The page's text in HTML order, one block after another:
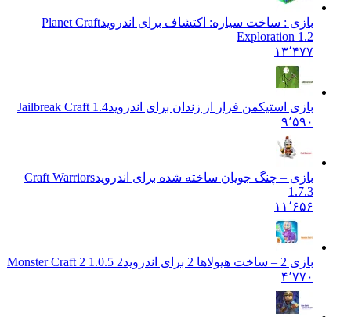
بازی : ساخت سیاره: اکتشاف برای اندرویدPlanet Craft
Exploration 1.2
۱۳٬۴۷۷
بازی استیکمن فرار از زندان برای اندرویدJailbreak Craft 1.4
۹٬۵۹۰
بازی – چنگ جویان ساخته شده برای اندرویدCraft Warriors
1.7.3
۱۱٬۶۵۶
بازی 2 – ساخت هیولاها 2 برای اندروید
Monster Craft 2 1.0.5 2
۴٬۷۷۰